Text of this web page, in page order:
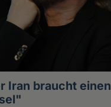
Iran braucht einen